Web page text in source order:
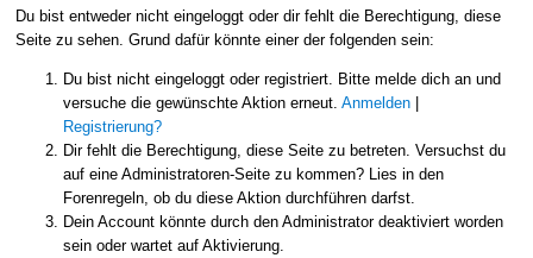
Du bist entweder nicht eingeloggt oder dir fehlt die Berechtigung, diese
Seite zu sehen. Grund dafür könnte einer der folgenden sein:
Du bist nicht eingeloggt oder registriert. Bitte melde dich an und
versuche die gewünschte Aktion erneut. Anmelden|
Registrierung?
Dir fehlt die Berechtigung, diese Seite zu betreten. Versuchst du
auf eine Administratoren-Seite zu kommen? Lies in den
Forenregeln, ob du diese Aktion durchführen darfst.
Dein Account könnte durch den Administrator deaktiviert worden
sein oder wartet auf Aktivierung.